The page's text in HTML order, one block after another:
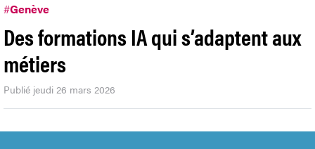
#Genève
Des formations IA qui s’adaptent aux
métiers
Publié jeudi 26 mars 2026